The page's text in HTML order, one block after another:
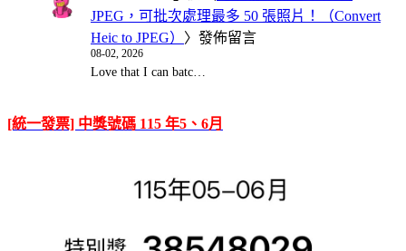
JPEG，可批次處理最多 50 張照片！（Convert
Heic to JPEG） 〉發佈留言
08-02, 2026
Love that I can batc…
[統一發票] 中獎號碼 115 年5、6月